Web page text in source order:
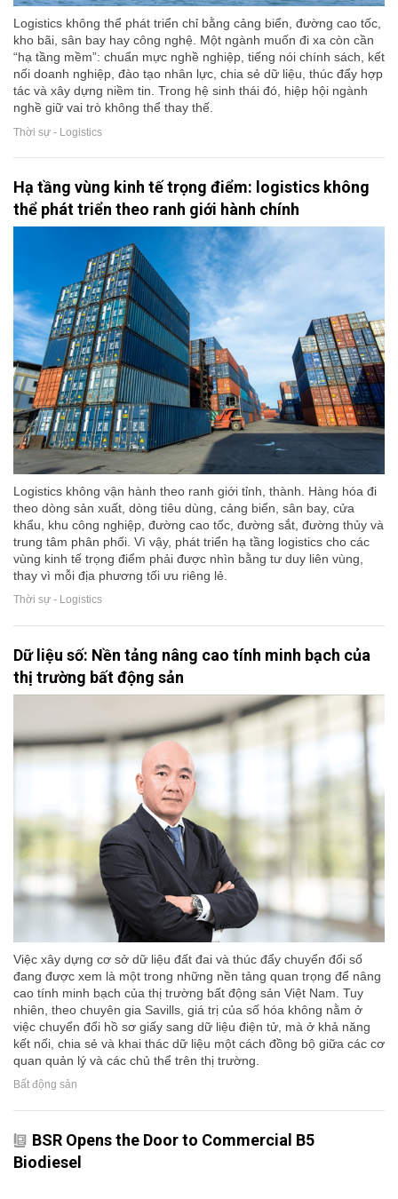
Logistics không thể phát triển chỉ bằng cảng biển, đường cao tốc,
kho bãi, sân bay hay công nghệ. Một ngành muốn đi xa còn cần
“hạ tầng mềm”: chuẩn mực nghề nghiệp, tiếng nói chính sách, kết
nối doanh nghiệp, đào tạo nhân lực, chia sẻ dữ liệu, thúc đẩy hợp
tác và xây dựng niềm tin. Trong hệ sinh thái đó, hiệp hội ngành
nghề giữ vai trò không thể thay thế.
Thời sự - Logistics
Hạ tầng vùng kinh tế trọng điểm: logistics không
thể phát triển theo ranh giới hành chính
Logistics không vận hành theo ranh giới tỉnh, thành. Hàng hóa đi
theo dòng sản xuất, dòng tiêu dùng, cảng biển, sân bay, cửa
khẩu, khu công nghiệp, đường cao tốc, đường sắt, đường thủy và
trung tâm phân phối. Vì vậy, phát triển hạ tầng logistics cho các
vùng kinh tế trọng điểm phải được nhìn bằng tư duy liên vùng,
thay vì mỗi địa phương tối ưu riêng lẻ.
Thời sự - Logistics
Dữ liệu số: Nền tảng nâng cao tính minh bạch của
thị trường bất động sản
Việc xây dựng cơ sở dữ liệu đất đai và thúc đẩy chuyển đổi số
đang được xem là một trong những nền tảng quan trọng để nâng
cao tính minh bạch của thị trường bất động sản Việt Nam. Tuy
nhiên, theo chuyên gia Savills, giá trị của số hóa không nằm ở
việc chuyển đổi hồ sơ giấy sang dữ liệu điện tử, mà ở khả năng
kết nối, chia sẻ và khai thác dữ liệu một cách đồng bộ giữa các cơ
quan quản lý và các chủ thể trên thị trường.
Bất động sản
BSR Opens the Door to Commercial B5
Biodiesel